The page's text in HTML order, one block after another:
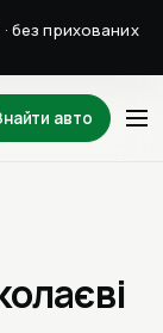
без прихованих
авто